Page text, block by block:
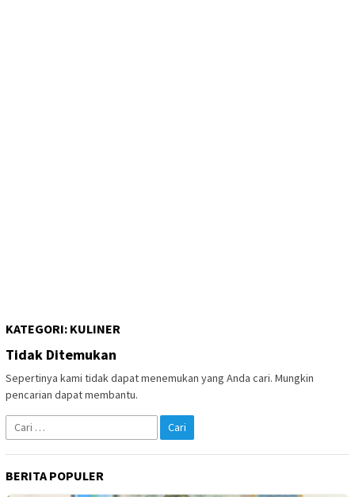
KATEGORI: KULINER
Tidak Ditemukan
Sepertinya kami tidak dapat menemukan yang Anda cari. Mungkin
pencarian dapat membantu.
Cari
untuk:
BERITA POPULER